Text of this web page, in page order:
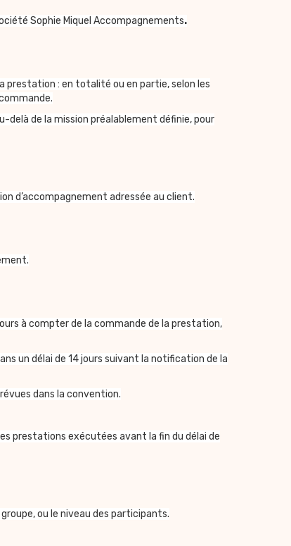
Sophie Miquel Accompagnements.
prestation : en totalité ou en partie, selon les
de la mission préalablement définie, pour
d’accompagnement adressée au client.
à compter de la commande de la prestation,
un délai de 14 jours suivant la notification de la
dans la convention.
prestations exécutées avant la fin du délai de
ou le niveau des participants.